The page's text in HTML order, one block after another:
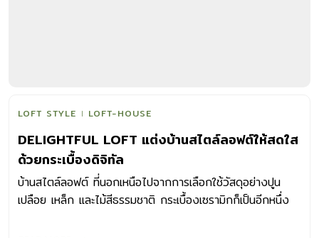
LOFT STYLE LOFT-HOUSE
DELIGHTFUL LOFT แต่งบ้านสไตล์ลอฟต์ให้สดใส
ด้วยกระเบื้องดิจิทัล
บ้านสไตล์ลอฟต์ ที่นอกเหนือไปจากการเลือกใช้วัสดุอย่างปูน
เปลือย เหล็ก และไม้สีธรรมชาติ กระเบื้องเซรามิกก็เป็นอีกหนึ่ง